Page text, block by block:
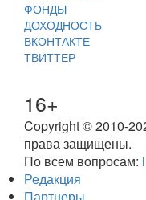
ФОНДЫ
ДОХОДНОСТЬ
ВКОНТАКТЕ
ТВИТТЕР
16+
Copyright © 2010-
права защищены.
По всем вопросам:
Редакция